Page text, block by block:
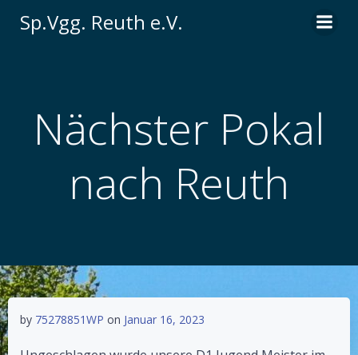
Inhalt
Sp.Vgg. Reuth e.V.
Nächster Pokal
nach Reuth
by 75278851WP on Januar 16, 2023